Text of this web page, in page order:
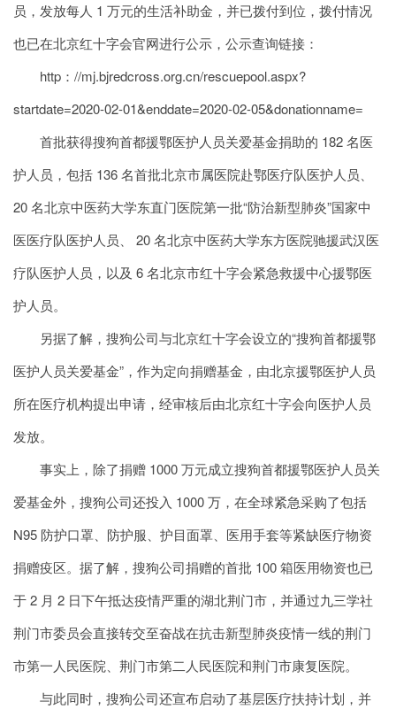
员，发放每人 1 万元的生活补助金，并已拨付到位，拨付情况
也已在北京红十字会官网进行公示，公示查询链接：
http：//mj.bjredcross.org.cn/rescuepool.aspx?
startdate=2020-02-01&enddate=2020-02-05&donationname=
首批获得搜狗首都援鄂医护人员关爱基金捐助的 182 名医
护人员，包括 136 名首批北京市属医院赴鄂医疗队医护人员、
20 名北京中医药大学东直门医院第一批“防治新型肺炎”国家中
医医疗队医护人员、 20 名北京中医药大学东方医院驰援武汉医
疗队医护人员，以及 6 名北京市红十字会紧急救援中心援鄂医
护人员。
另据了解，搜狗公司与北京红十字会设立的“搜狗首都援鄂
医护人员关爱基金”，作为定向捐赠基金，由北京援鄂医护人员
所在医疗机构提出申请，经审核后由北京红十字会向医护人员
发放。
事实上，除了捐赠 1000 万元成立搜狗首都援鄂医护人员关
爱基金外，搜狗公司还投入 1000 万，在全球紧急采购了包括
N95 防护口罩、防护服、护目面罩、医用手套等紧缺医疗物资
捐赠疫区。据了解，搜狗公司捐赠的首批 100 箱医用物资也已
于 2 月 2 日下午抵达疫情严重的湖北荆门市，并通过九三学社
荆门市委员会直接转交至奋战在抗击新型肺炎疫情一线的荆门
市第一人民医院、荆门市第二人民医院和荆门市康复医院。
与此同时，搜狗公司还宣布启动了基层医疗扶持计划，并